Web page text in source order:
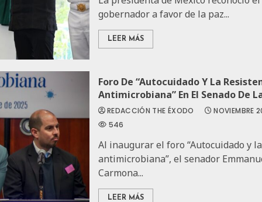
gobernador a favor de la paz...
LEER MÁS
Foro De “Autocuidado Y La
Antimicrobiana” En El Senado De
REDACCIÓN THE ÉXODO NOVIEMBRE
546
Al inaugurar el foro “Autocuidado y
antimicrobiana”, el senador
Carmona...
LEER MÁS